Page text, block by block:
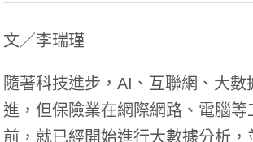
文／李瑞瑾
隨著科技進步，AI、互聯網、大數
進，但保險業在網際網路、電腦等
前，就已經開始進行大數據分析，